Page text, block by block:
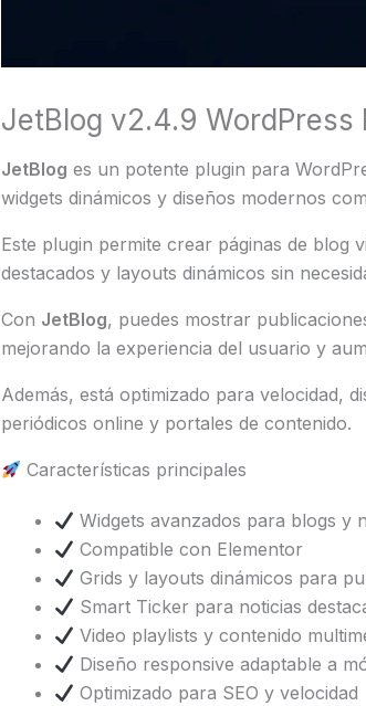
JetBlog v2.4.9 WordPress
JetBlog es un potente plugin para
widgets dinámicos y diseños modernos
Este plugin permite crear páginas de blog
destacados y layouts dinámicos sin
Con JetBlog, puedes mostrar
mejorando la experiencia del usuario y
Además, está optimizado para velocidad,
periódicos online y portales de contenido.
Características principales
Widgets avanzados para blogs y
Compatible con Elementor
Grids y layouts dinámicos para
Smart Ticker para noticias
Video playlists y contenido
Diseño responsive adaptable a
Optimizado para SEO y velocidad